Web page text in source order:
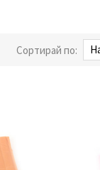
Сортирай по: